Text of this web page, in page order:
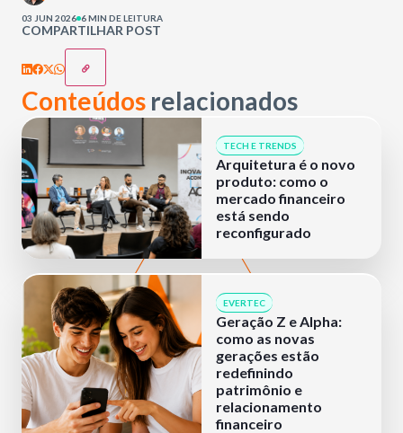
COMPARTILHAR POST
03 JUN 2026 6 MIN DE LEITURA
Conteúdos relacionados
TECH E TRENDS
Arquitetura é o novo
produto: como o
mercado financeiro
está sendo
reconfigurado
EVERTEC
Geração Z e Alpha:
como as novas
gerações estão
redefinindo
patrimônio e
relacionamento
financeiro